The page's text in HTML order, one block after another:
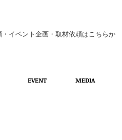
イベント企画・取材依頼はこちらか
EVENT MEDIA